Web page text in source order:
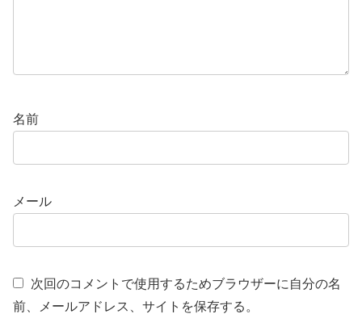
名前
メール
次回のコメントで使用するためブラウザーに自分の名
前、メールアドレス、サイトを保存する。